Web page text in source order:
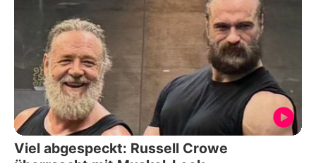
Viel abgespeckt: Russell Crowe